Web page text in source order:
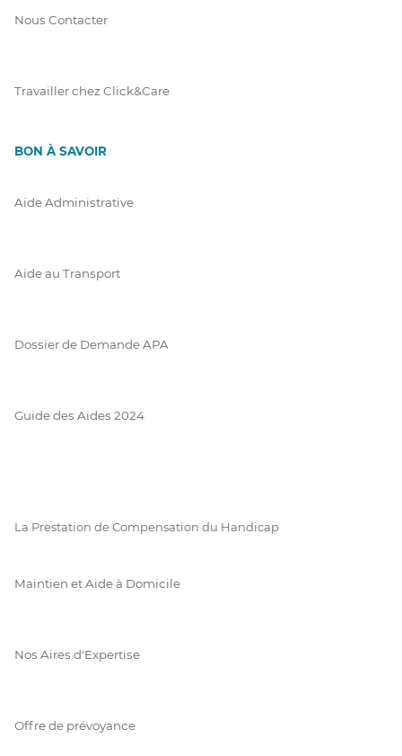
Nous Contacter
Travailler chez Click&Care
BON À SAVOIR
Aide Administrative
Aide au Transport
Dossier de Demande APA
Guide des Aides 2024
La Prestation de Compensation du Handicap
Maintien et Aide à Domicile
Nos Aires d'Expertise
Offre de prévoyance